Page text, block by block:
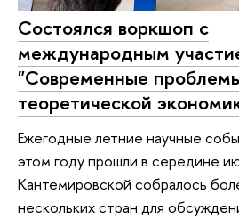
Состоялся воркшоп с
международным
"Современные
теоретической
Ежегодные летние научные
этом году прошли в середине
Кантемировской собралось
нескольких стран для